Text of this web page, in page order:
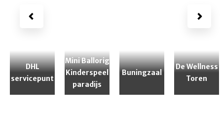
DHL
servicepunt
Mini Ballorig
Kinderspeel
paradijs
Buningzaal
De Wellness
Toren